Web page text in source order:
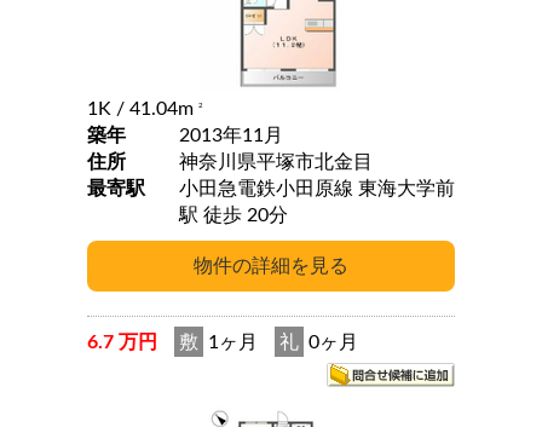
1K / 41.04m 2
築年
2013年11月
住所
神奈川県平塚市北金目
最寄駅
小田急電鉄小田原線 東海大学前
駅 徒歩 20分
6.7 万円 敷 1ヶ月 礼 0ヶ月